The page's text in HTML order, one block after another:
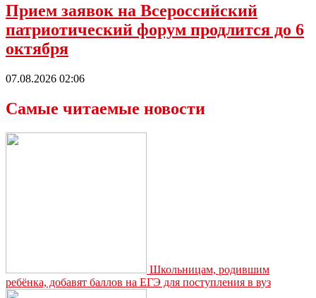
Прием заявок на Всероссийский
патриотический форум продлится до 6
октября
07.08.2026 02:06
Самые читаемые новости
Школьницам, родившим
ребёнка, добавят баллов на ЕГЭ для поступления в вуз